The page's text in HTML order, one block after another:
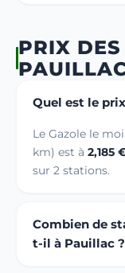
PRIX
Quel est le
Le Gazole le
km) est à 2,185
sur 2 stations.
Combien de
t-il à Pauillac ?